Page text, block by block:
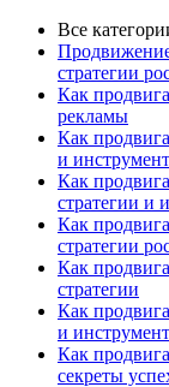
Все
стратегии
Как
рекламы
Как
и
Как
стратегии и
Как
стратегии
Как
стратегии
Как
и
Как
секреты